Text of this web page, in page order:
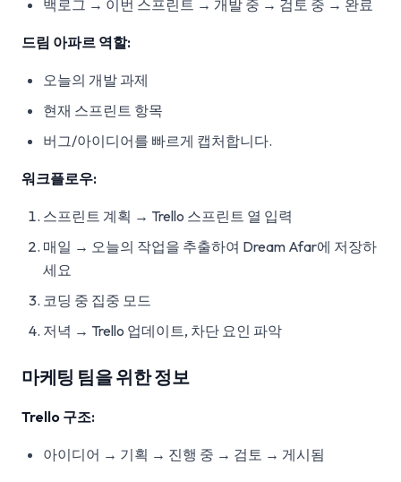
백로그 → 이번 스프린트 → 개발 중 → 검토 중 → 완료
드림 아파르 역할:
오늘의 개발 과제
현재 스프린트 항목
버그/아이디어를 빠르게 캡처합니다.
워크플로우:
스프린트 계획 → Trello 스프린트 열 입력
매일 → 오늘의 작업을 추출하여 Dream Afar에 저장하
세요
코딩 중 집중 모드
저녁 → Trello 업데이트, 차단 요인 파악
마케팅 팀을 위한 정보
Trello 구조:
아이디어 → 기획 → 진행 중 → 검토 → 게시됨